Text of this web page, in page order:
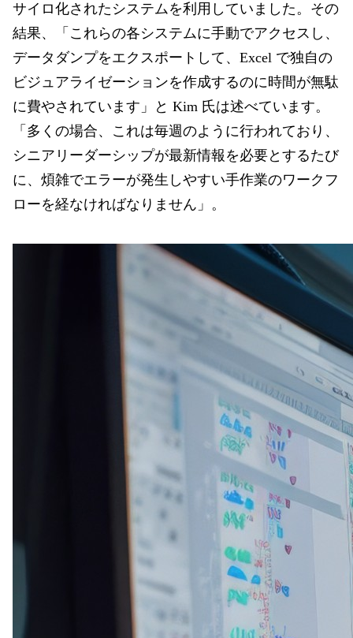
サイロ化されたシステムを利用していました。その
結果、「これらの各システムに手動でアクセスし、
データダンプをエクスポートして、Excel で独自の
ビジュアライゼーションを作成するのに時間が無駄
に費やされています」と Kim 氏は述べています。
「多くの場合、これは毎週のように行われており、
シニアリーダーシップが最新情報を必要とするたび
に、煩雑でエラーが発生しやすい手作業のワークフ
ローを経なければなりません」。